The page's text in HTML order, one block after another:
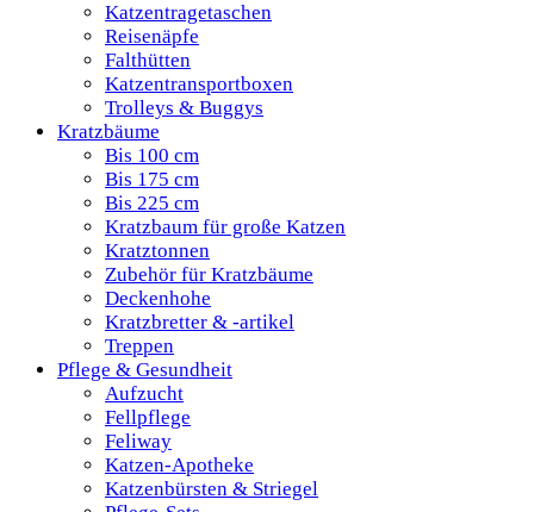
Katzentragetaschen
Reisenäpfe
Falthütten
Katzentransportboxen
Trolleys & Buggys
Kratzbäume
Bis 100 cm
Bis 175 cm
Bis 225 cm
Kratzbaum für große Katzen
Kratztonnen
Zubehör für Kratzbäume
Deckenhohe
Kratzbretter & -artikel
Treppen
Pflege & Gesundheit
Aufzucht
Fellpflege
Feliway
Katzen-Apotheke
Katzenbürsten & Striegel